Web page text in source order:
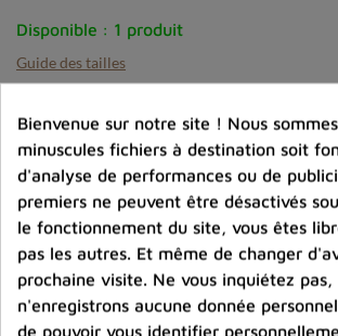
Disponible : 1 produit
Guide des tailles
Ajouter au panier
Ajouter à la
help_outline Posez une question sur ce
Bienvenue sur notre site ! Nous
minuscules fichiers à destination soit
d'analyse de performances ou de
premiers ne peuvent être désactivés
le fonctionnement du site, vous êtes
pas les autres. Et même de changer
prochaine visite. Ne vous inquiétez pas,
n'enregistrons aucune donnée
de pouvoir vous identifier